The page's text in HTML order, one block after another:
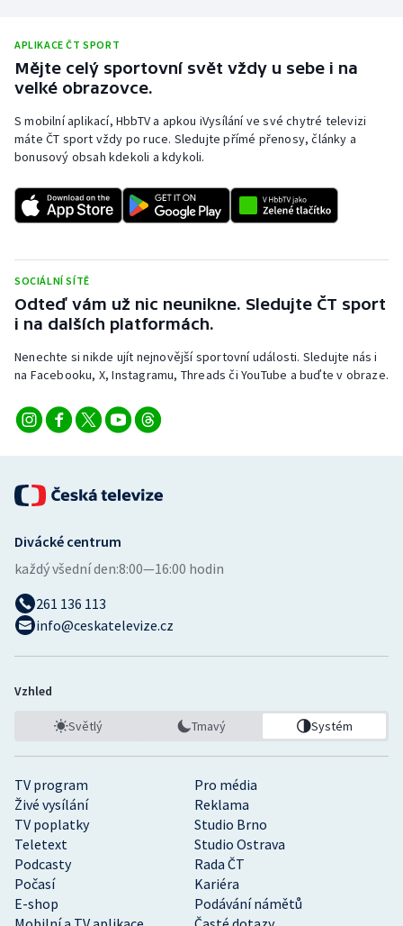
APLIKACE ČT SPORT
Mějte celý sportovní svět vždy u sebe i na
velké obrazovce.
S mobilní aplikací, HbbTV a apkou iVysílání ve své chytré televizi
máte ČT sport vždy po ruce. Sledujte přímé přenosy, články a
bonusový obsah kdekoli a kdykoli.
SOCIÁLNÍ SÍTĚ
Odteď vám už nic neunikne. Sledujte ČT sport
i na dalších platformách.
Nenechte si nikde ujít nejnovější sportovní události. Sledujte nás i
na Facebooku, X, Instagramu, Threads či YouTube a buďte v obraze.
TV program
Pro média
Živé vysílání
Reklama
TV poplatky
Studio Brno
Teletext
Studio Ostrava
Podcasty
Rada ČT
Počasí
Kariéra
E-shop
Podávání námětů
Divácké centrum
každý všední den:8:00—16:00 hodin
261 136 113
info@ceskatelevize.cz
Vzhled
Světlý Tmavý Systém